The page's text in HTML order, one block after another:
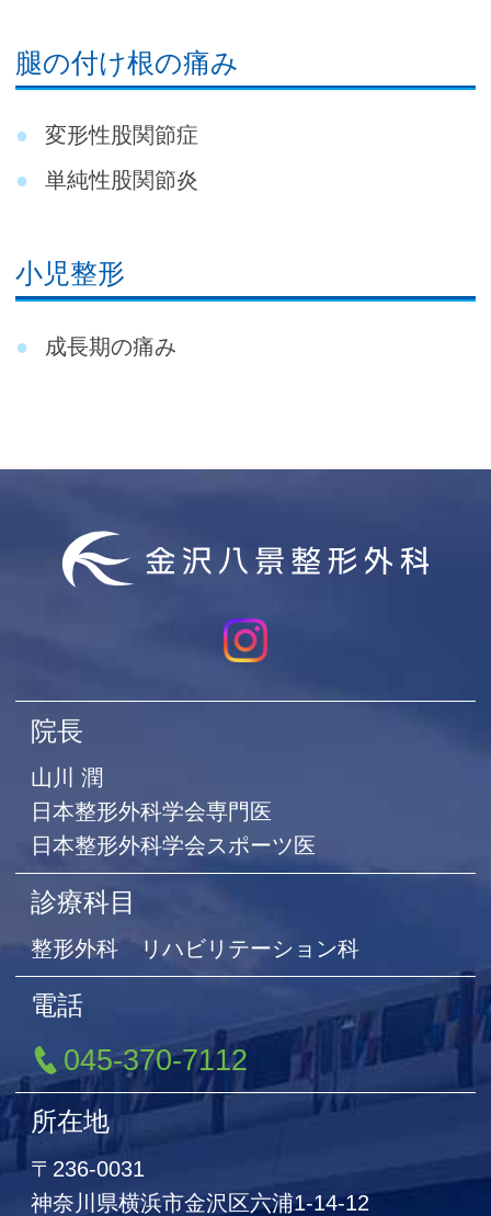
腿の付け根の痛み
変形性股関節症
単純性股関節炎
小児整形
成長期の痛み
院長
山川 潤
日本整形外科学会専門医
日本整形外科学会スポーツ医
診療科目
整形外科 リハビリテーション科
電話
045-370-7112
所在地
〒236-0031
神奈川県横浜市金沢区六浦1-14-12